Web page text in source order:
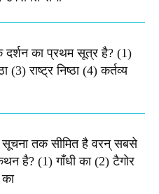
दर्शन का प्रथम सूत्र है? (1)
(3) राष्ट्र निष्ठा (4) कर्तव्य
सूचना तक सीमित है वरन् सबसे
है? (1) गाँधी का (2) टैगोर